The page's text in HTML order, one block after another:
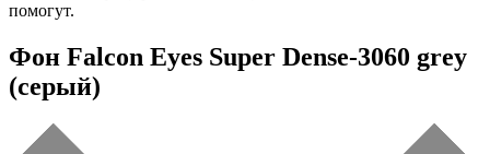
помогут.
Фон Falcon Eyes Super Dense-3060 grey
(серый)